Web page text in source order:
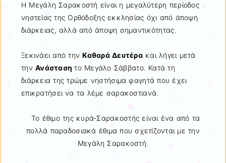
Η Μεγάλη Σαρακοστή είναι η μεγαλύτερη περίοδος
νηστείας της Ορθόδοξης εκκλησίας όχι από άποψη
διάρκειας, αλλά από άποψη σημαντικότητας.
Ξεκινάει από τηνΚαθαρά Δευτέρα και λήγει μετά
την Ανάστασητο Μεγάλο Σάββατο. Κατά τη
διάρκεια της τρώμε νηστήσιμα φαγητά που έχει
επικρατήσει να τα λέμε σαρακοστιανά.
Το έθιμο της κυρά-Σαρακοστής είναι ένα από τα
πολλά παραδοσιακά έθιμα που σχετίζονται με την
Μεγάλη Σαρακοστή.